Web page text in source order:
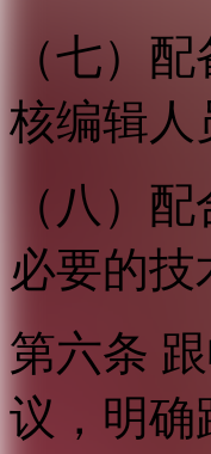
（七）
核编辑人
（八）
必要的
第六条
议，明确